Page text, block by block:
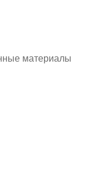
материалы